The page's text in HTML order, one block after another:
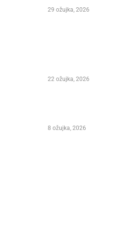
29 ožujka, 2026
22 ožujka, 2026
8 ožujka, 2026